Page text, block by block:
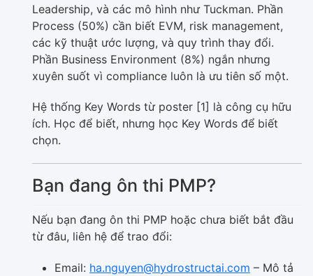
Leadership, và các mô hình như Tuckman. Phần
Process (50%) cần biết EVM, risk management,
các kỹ thuật ước lượng, và quy trình thay đổi.
Phần Business Environment (8%) ngắn nhưng
xuyên suốt vì compliance luôn là ưu tiên số một.
Hệ thống Key Words từ poster [1] là công cụ hữu
ích. Học để biết, nhưng học Key Words để biết
chọn.
Bạn đang ôn thi PMP?
Nếu bạn đang ôn thi PMP hoặc chưa biết bắt đầu
từ đâu, liên hệ để trao đổi:
Email: ha.nguyen@hydrostructai.com – Mô tả